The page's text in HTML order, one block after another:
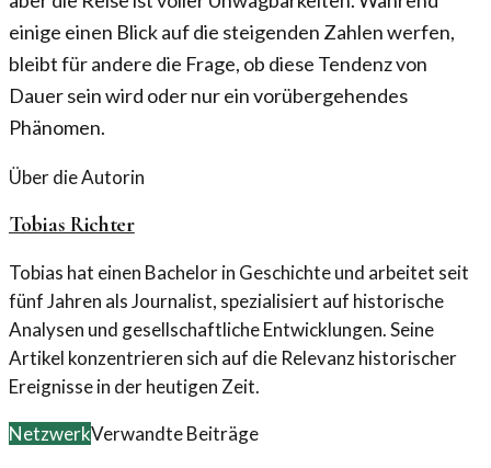
einige einen Blick auf die steigenden Zahlen werfen,
bleibt für andere die Frage, ob diese Tendenz von
Dauer sein wird oder nur ein vorübergehendes
Phänomen.
Über die Autorin
Tobias Richter
Tobias hat einen Bachelor in Geschichte und arbeitet seit
fünf Jahren als Journalist, spezialisiert auf historische
Analysen und gesellschaftliche Entwicklungen. Seine
Artikel konzentrieren sich auf die Relevanz historischer
Ereignisse in der heutigen Zeit.
NetzwerkVerwandte Beiträge